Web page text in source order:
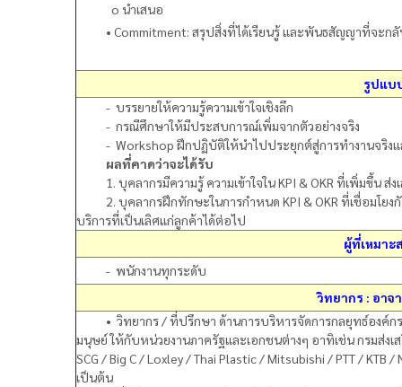
o นำเสนอ
• Commitment: สรุปสิ่งที่ได้เรียนรู้ และพันธสัญญาที่จะกลั
รูปแบ
- บรรยายให้ความรู้ความเข้าใจเชิงลึก
- กรณีศึกษาให้มีประสบการณ์เพิ่มจากตัวอย่างจริง
- Workshop ฝึกปฏิบัติให้นำไปประยุกต์สู่การทำงานจริงแ
ผลที่คาดว่าจะได้รับ
1. บุคลากรมีความรู้ ความเข้าใจใน KPI & OKR ที่เพิ่มขึ้น ส่
2. บุคลากรฝึกทักษะในการกำหนด KPI & OKR ที่เชื่อมโยงกั
บริการที่เป็นเลิศแก่ลูกค้าได้ต่อไป
ผู้ที่เหมาะ
- พนักงานทุกระดับ
วิทยากร : อาจ
• วิทยากร / ที่ปรึกษา ด้านการบริหารจัดการกลยุทธ์อง
มนุษย์ ให้กับหน่วยงานภาครัฐและเอกชนต่างๆ อาทิเช่น กรมส่ง
SCG / Big C / Loxley / Thai Plastic / Mitsubishi / PTT /
เป็นต้น